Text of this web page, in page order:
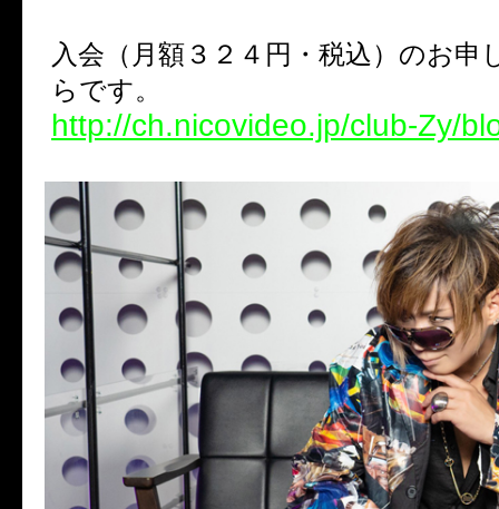
入会（月額３２４円・税込）のお申
らです。
http://ch.nicovideo.jp/club-Zy/